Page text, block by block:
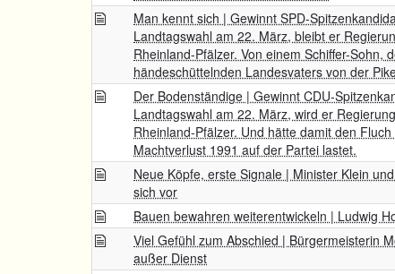
Man kennt sich | Gewinnt SPD-
Landtagswahl am 22. März, bleibt er
Rheinland-Pfälzer. Von einem Schiffer-Sohn,
händeschüttelnden Landesvaters von der
Der Bodenständige | Gewinnt CDU-
Landtagswahl am 22. März, wird er
Rheinland-Pfälzer. Und hätte damit den
Machtverlust 1991 auf der Partei lastet.
Neue Köpfe, erste Signale | Minister Klein
sich vor
Bauen bewahren weiterentwickeln | Ludwig
Viel Gefühl zum Abschied | Bürgermeisterin
außer Dienst